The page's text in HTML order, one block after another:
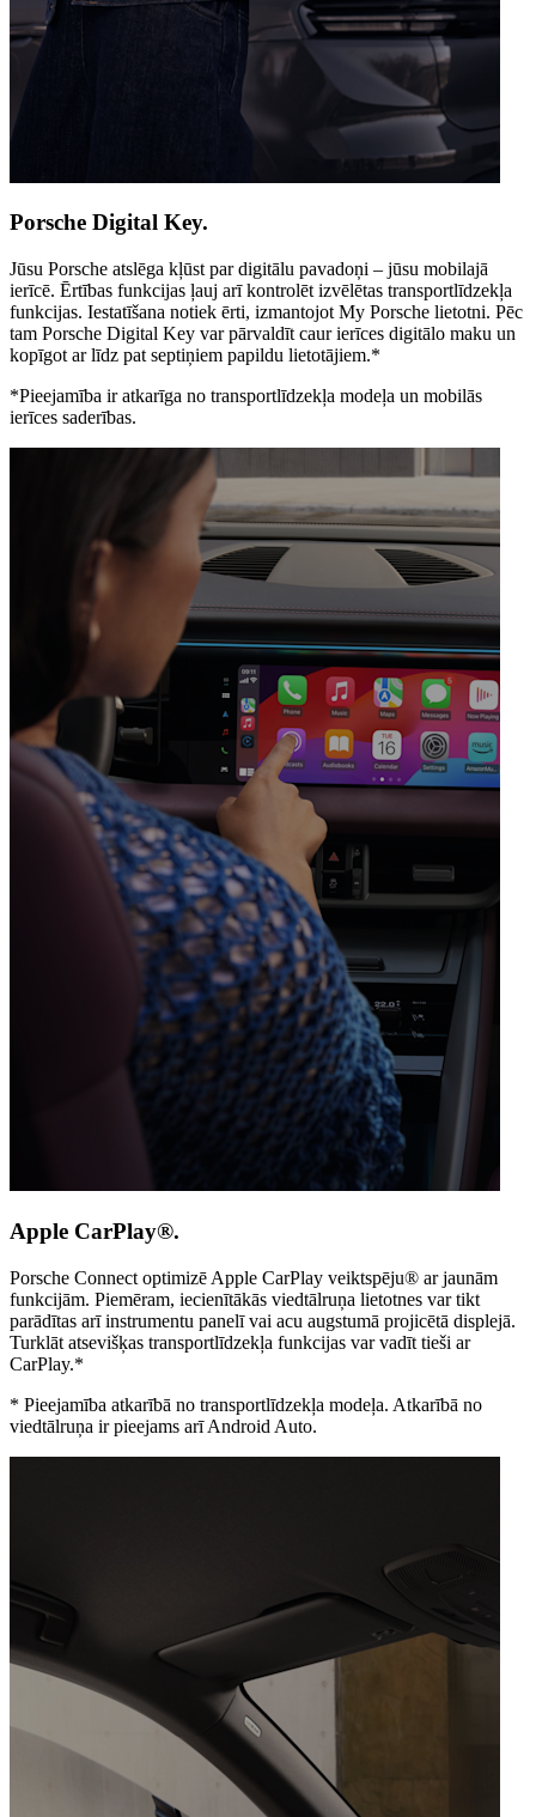
Porsche Digital Key.
Jūsu Porsche atslēga kļūst par digitālu pavadoņi – jūsu mobilajā
ierīcē. Ērtības funkcijas ļauj arī kontrolēt izvēlētas transportlīdzekļa
funkcijas. Iestatīšana notiek ērti, izmantojot My Porsche lietotni. Pēc
tam Porsche Digital Key var pārvaldīt caur ierīces digitālo maku un
kopīgot ar līdz pat septiņiem papildu lietotājiem.*
*Pieejamība ir atkarīga no transportlīdzekļa modeļa un mobilās
ierīces saderības.
Apple CarPlay®.
Porsche Connect optimizē Apple CarPlay veiktspēju® ar jaunām
funkcijām. Piemēram, iecienītākās viedtālruņa lietotnes var tikt
parādītas arī instrumentu panelī vai acu augstumā projicētā displejā.
Turklāt atsevišķas transportlīdzekļa funkcijas var vadīt tieši ar
CarPlay.*
* Pieejamība atkarībā no transportlīdzekļa modeļa. Atkarībā no
viedtālruņa ir pieejams arī Android Auto.